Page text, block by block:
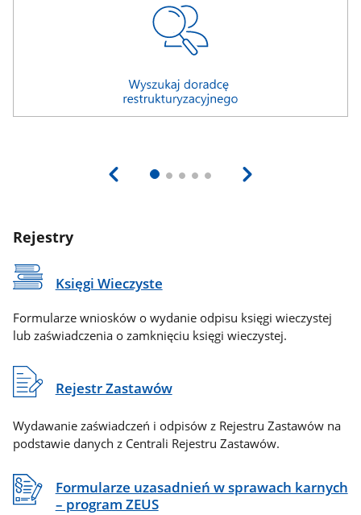
Rejestry
Księgi Wieczyste
Formularze wniosków o wydanie odpisu księgi wieczystej
lub zaświadczenia o zamknięciu księgi wieczystej.
Rejestr Zastawów
Wydawanie zaświadczeń i odpisów z Rejestru Zastawów na
podstawie danych z Centrali Rejestru Zastawów.
Formularze uzasadnień w sprawach karnych
– program ZEUS